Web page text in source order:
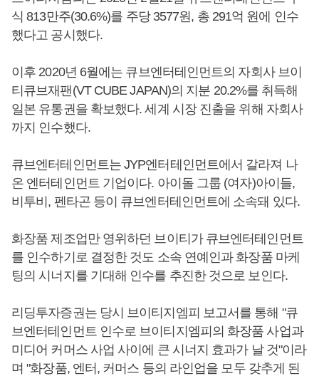
식 813만주(30.6%)를 주당 3577원, 총 291억 원에 인수
했다고 공시했다.
이후 2020년 6월에는 큐브엔터테인먼트의 자회사 브이
티큐브재팬(VT CUBE JAPAN)의 지분 20.2%를 취득해
일본 유통권을 확보했다. 세계 시장 진출을 위해 자회사
까지 인수했다.
큐브엔터테인먼트는 JYP엔터테인먼트에서 갈라져 나
온 엔터테인먼트 기업이다. 아이돌 그룹 (여자)아이들,
비투비, 펜타곤 등이 큐브엔터테인먼트에 소속돼 있다.
화장품 제조업만 영위하던 브이티가 큐브엔터테인먼트
를 인수하기로 결정한 것도 소속 연예인과 화장품 마케
팅의 시너지를 기대해 인수를 추진한 것으로 보인다.
리딩투자증권는 당시 브이티지엠피 보고서를 통해 "큐
브엔터테인먼트 인수로 브이티지엠피의 화장품 사업과
미디어 커머스 사업 사이에 큰 시너지 효과가 날 것"이라
며 "화장품, 엔터, 커머스 등의 라인업을 모두 갖추게 된